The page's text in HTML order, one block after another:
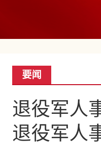
要闻
退役军人
退役军人